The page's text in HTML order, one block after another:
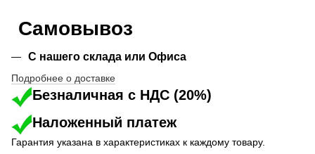
Самовывоз
С нашего склада или Офиса
Подробнее о доставке
Безналичная с НДС (20%)
Наложенный платеж
Гарантия указана в характеристиках к каждому товару.